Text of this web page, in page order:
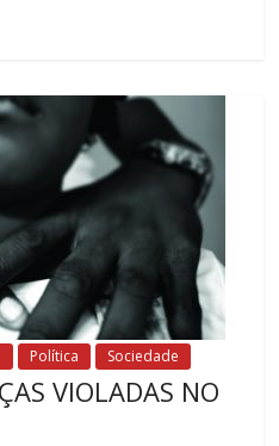
Política Sociedade
VIOLADAS NO